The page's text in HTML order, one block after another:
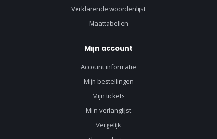
Verklarende woordenlijst
Maattabellen
Mijn account
Account informatie
Mijn bestellingen
Mijn tickets
Mijn verlanglijst
Vergelijk